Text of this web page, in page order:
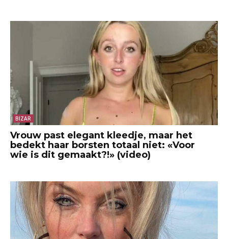
BIZAR
Vrouw past elegant kleedje, maar het
bedekt haar borsten totaal niet: «Voor
wie is dit gemaakt?!» (video)